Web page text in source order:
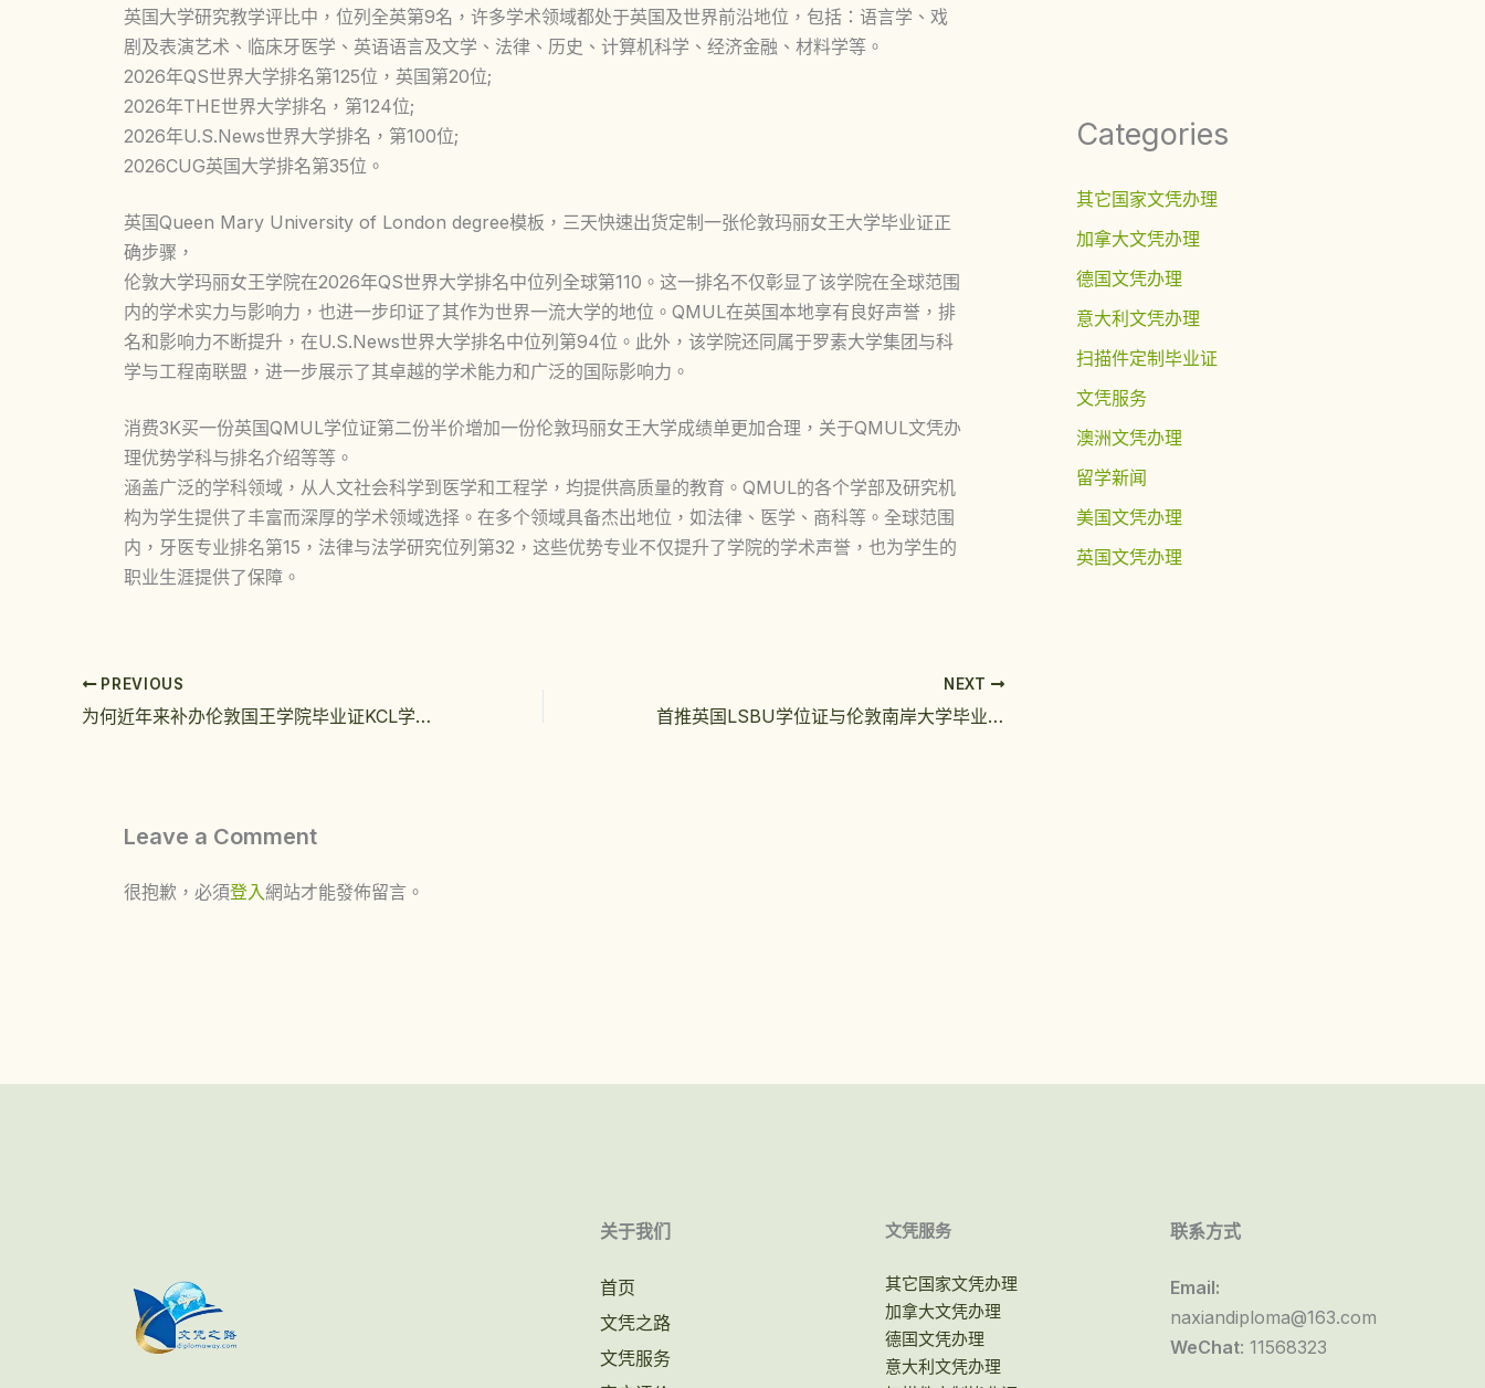
英国大学研究教学评比中，位列全英第9名，许多学术领域都处于英国及世界前沿地位，包括：语言学、戏
剧及表演艺术、临床牙医学、英语语言及文学、法律、历史、计算机科学、经济金融、材料学等。
2026年QS世界大学排名第125位，英国第20位;
2026年THE世界大学排名，第124位;
2026年U.S.News世界大学排名，第100位;
2026CUG英国大学排名第35位。
英国Queen Mary University of London degree模板，三天快速出货定制一张伦敦玛丽女王大学毕业证正
确步骤，
伦敦大学玛丽女王学院在2026年QS世界大学排名中位列全球第110。这一排名不仅彰显了该学院在全球范围
内的学术实力与影响力，也进一步印证了其作为世界一流大学的地位。QMUL在英国本地享有良好声誉，排
名和影响力不断提升，在U.S.News世界大学排名中位列第94位。此外，该学院还同属于罗素大学集团与科
学与工程南联盟，进一步展示了其卓越的学术能力和广泛的国际影响力。
消费3K买一份英国QMUL学位证第二份半价增加一份伦敦玛丽女王大学成绩单更加合理，关于QMUL文凭办
理优势学科与排名介绍等等。
涵盖广泛的学科领域，从人文社会科学到医学和工程学，均提供高质量的教育。QMUL的各个学部及研究机
构为学生提供了丰富而深厚的学术领域选择。在多个领域具备杰出地位，如法律、医学、商科等。全球范围
内，牙医专业排名第15，法律与法学研究位列第32，这些优势专业不仅提升了学院的学术声誉，也为学生的
职业生涯提供了保障。
PREVIOUS
为何近年来补办伦敦国王学院毕业证KCL学位证学生越来越多
NEXT
首推英国LSBU学位证与伦敦南岸大学毕业证制版工艺毫无破绽
Leave a Comment
很抱歉，必須登入網站才能發佈留言。
Categories
其它国家文凭办理
加拿大文凭办理
德国文凭办理
意大利文凭办理
扫描件定制毕业证
文凭服务
澳洲文凭办理
留学新闻
美国文凭办理
英国文凭办理
关于我们
首页
文凭之路
文凭服务
文凭服务
其它国家文凭办理
加拿大文凭办理
德国文凭办理
意大利文凭办理
联系方式
Email:
naxiandiploma@163.com
WeChat: 11568323